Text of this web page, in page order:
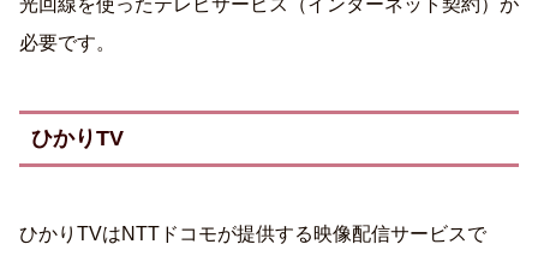
光回線を使ったテレビサービス（インターネット契約）が
必要です。
ひかりTV
ひかりTVはNTTドコモが提供する映像配信サービスで